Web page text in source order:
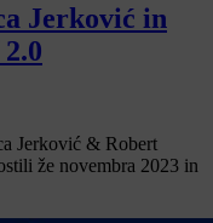
Jerković in
Jerković & Robert
že novembra 2023 in